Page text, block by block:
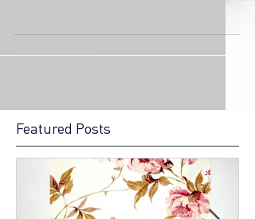
Featured Posts